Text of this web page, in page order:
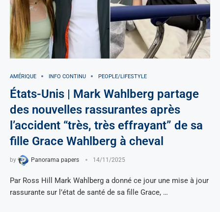
AMÉRIQUE INFO CONTINU PEOPLE/LIFESTYLE
États-Unis | Mark Wahlberg partage
des nouvelles rassurantes après
l’accident “très, très effrayant” de sa
fille Grace Wahlberg à cheval
by Panorama papers 14/11/2025
Par Ross Hill Mark Wahlberg a donné ce jour une mise à jour
rassurante sur l’état de santé de sa fille Grace, …